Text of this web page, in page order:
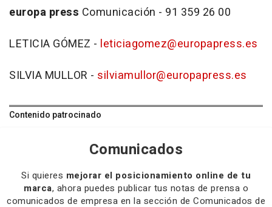
europa press Comunicación - 91 359 26 00
LETICIA GÓMEZ - leticiagomez@europapress.es
SILVIA MULLOR - silviamullor@europapress.es
Contenido patrocinado
Comunicados
Si quieres mejorar el posicionamiento online de tu
marca, ahora puedes publicar tus notas de prensa o
comunicados de empresa en la sección de Comunicados de